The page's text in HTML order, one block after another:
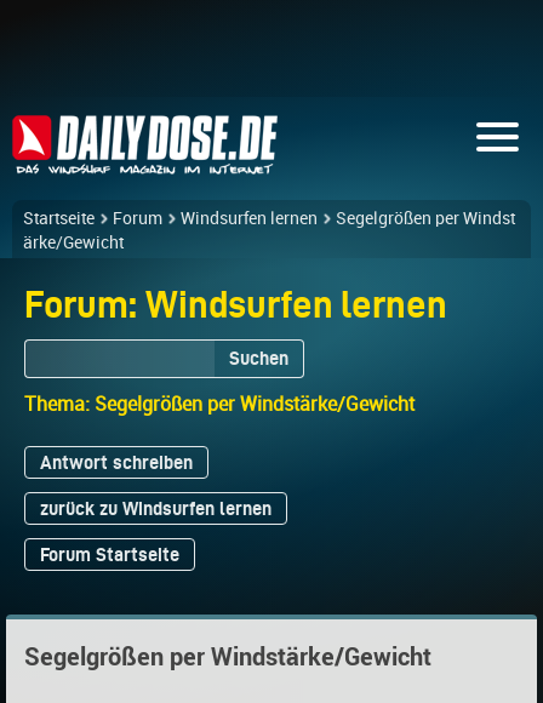
Startseite Forum Windsurfen lernen
Segelgrößen per Windst
ärke/Gewicht
Forum: Windsurfen lernen
Suchen
Thema: Segelgrößen per Windstärke/Gewicht
Antwort schreiben
zurück zu Windsurfen lernen
Forum Startseite
Segelgrößen per Windstärke/Gewicht